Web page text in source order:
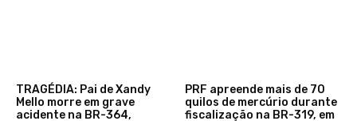
TRAGÉDIA: Pai de Xandy
Mello morre em grave
acidente na BR-364,
PRF apreende mais de 70
quilos de mercúrio durante
fiscalização na BR-319, em